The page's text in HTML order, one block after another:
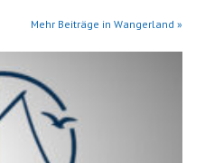
Mehr Beiträge in Wangerland »